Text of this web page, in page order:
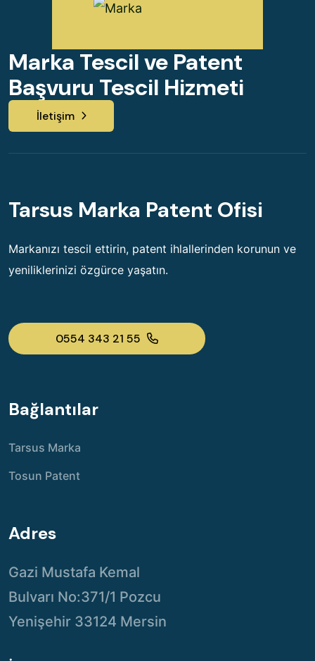
Marka Tescil ve Patent
Başvuru Tescil Hizmeti
İletişim
Tarsus Marka Patent Ofisi
Markanızı tescil ettirin, patent ihlallerinden korunun ve
yeniliklerinizi özgürce yaşatın.
0554 343 21 55
Bağlantılar
Tarsus Marka
Tosun Patent
Adres
Gazi Mustafa Kemal
Bulvarı No:371/1 Pozcu
Yenişehir 33124 Mersin